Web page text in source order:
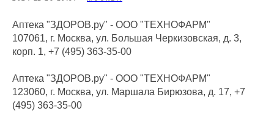
Аптека "ЗДОРОВ.ру" - ООО "ТЕХНОФАРМ"
107061, г. Москва, ул. Большая Черкизовская, д. 3,
корп. 1, +7 (495) 363-35-00
Аптека "ЗДОРОВ.ру" - ООО "ТЕХНОФАРМ"
123060, г. Москва, ул. Маршала Бирюзова, д. 17, +7
(495) 363-35-00